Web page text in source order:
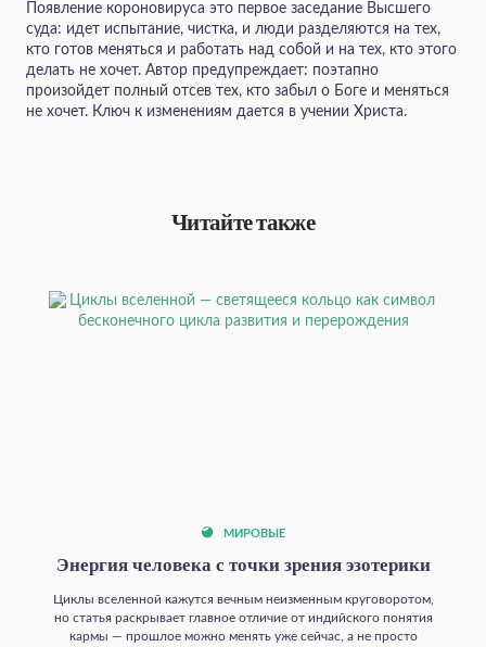
Появление короновируса это первое заседание Высшего
суда: идет испытание, чистка, и люди разделяются на тех,
кто готов меняться и работать над собой и на тех, кто этого
делать не хочет. Автор предупреждает: поэтапно
произойдет полный отсев тех, кто забыл о Боге и меняться
не хочет. Ключ к изменениям дается в учении Христа.
Читайте также
МИРОВЫЕ
Энергия человека с точки зрения эзотерики
Циклы вселенной кажутся вечным неизменным круговоротом,
но статья раскрывает главное отличие от индийского понятия
кармы — прошлое можно менять уже сейчас, а не просто